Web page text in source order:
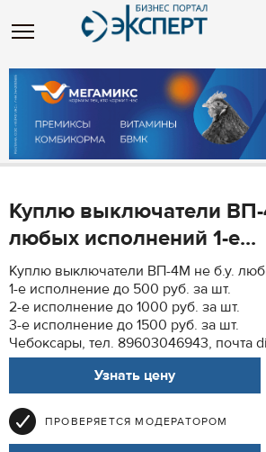
Куплю выключатели
любых исполнений 1-е...
Куплю выключатели ВП-4М не б.у.
1-е исполнение до 500 руб. за шт.
2-е исполнение до 1000 руб. за шт.
3-е исполнение до 1500 руб. за шт.
Чебоксары, тел. 89603046943, почта
Узнать цену
ПРОВЕРЯЕТСЯ МОДЕРАТОРОМ